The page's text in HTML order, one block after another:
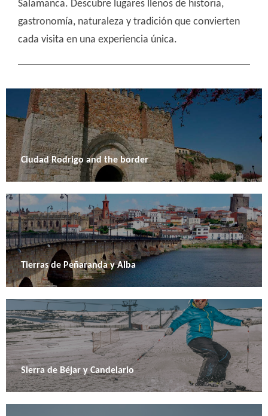
Salamanca. Descubre lugares llenos de historia,
gastronomía, naturaleza y tradición que convierten
cada visita en una experiencia única.
Ciudad Rodrigo and the border
Tierras de Peñaranda y Alba
Sierra de Béjar y Candelario